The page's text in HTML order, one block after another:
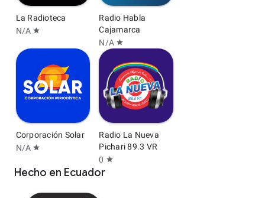
La Radioteca
N/A star
Radio Habla
Cajamarca
N/A star
Corporación Solar
N/A star
Radio La Nueva
Pichari 89.3 VR
0 star
Hecho en Ecuador